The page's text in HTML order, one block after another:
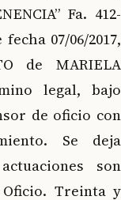
Fa. 412-
fecha 07/06/2017,
de MARIELA
legal, bajo
de oficio con
Se deja
son
Treinta y